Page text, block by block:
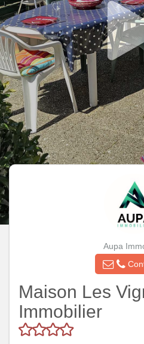
Aupa
Maison Les
Immobilier